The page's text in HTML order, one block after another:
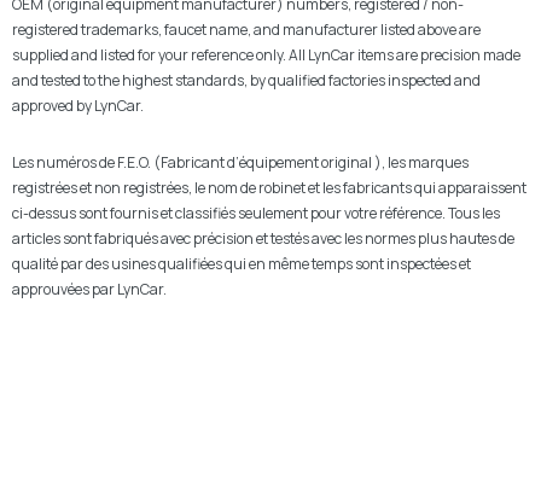
OEM (original equipment manufacturer) numbers, registered / non-
registered trademarks, faucet name, and manufacturer listed above are
supplied and listed for your reference only. All LynCar items are precision made
and tested to the highest standards, by qualified factories inspected and
approved by LynCar.
Les numéros de F.E.O. (Fabricant d’équipement original ), les marques
registrées et non registrées, le nom de robinet et les fabricants qui apparaissent
ci-dessus sont fournis et classifiés seulement pour votre référence. Tous les
articles sont fabriqués avec précision et testés avec les normes plus hautes de
qualité par des usines qualifiées qui en même temps sont inspectées et
approuvées par LynCar.